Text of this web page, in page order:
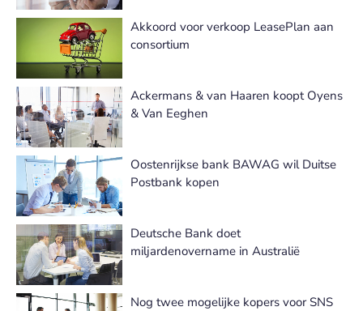
Akkoord voor verkoop LeasePlan aan
consortium
Ackermans & van Haaren koopt Oyens
& Van Eeghen
Oostenrijkse bank BAWAG wil Duitse
Postbank kopen
Deutsche Bank doet
miljardenovername in Australië
Nog twee mogelijke kopers voor SNS